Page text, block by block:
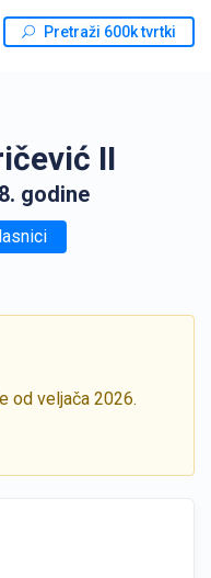
Pretraži 600k tvrtki
II
godine
od veljača 2026.